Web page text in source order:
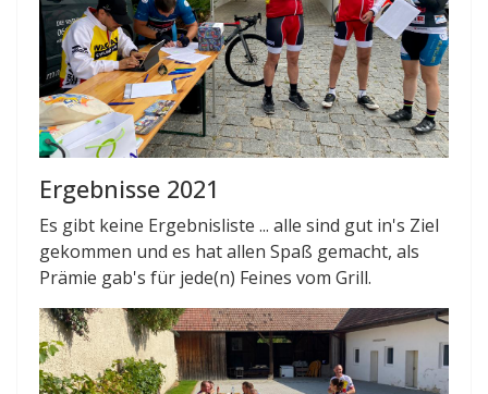
Ergebnisse 2021
Es gibt keine Ergebnisliste ... alle sind gut in's Ziel
gekommen und es hat allen Spaß gemacht, als
Prämie gab's für jede(n) Feines vom Grill.